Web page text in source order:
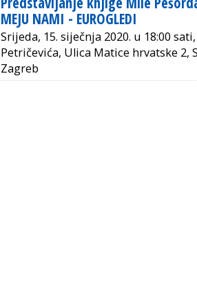
MEJU NAMI - EUROGLEDI
Srijeda, 15. siječnja 2020. u 18:00
Petričevića, Ulica Matice hrvatske 2,
Zagreb